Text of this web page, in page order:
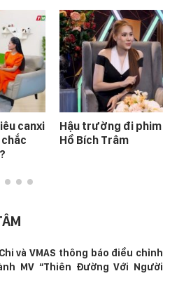
canxi
Hậu trường đi phim
Hồ Bích Trâm
và VMAS thông báo điều chỉnh
MV “Thiên Đường Với Người